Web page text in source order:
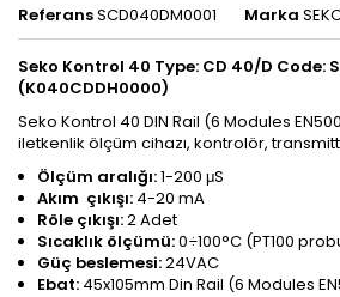
ReferansSCD040DM0001 Marka
Seko Kontrol 40 Type: CD 40/D Code:
(K040CDDH0000)
Seko Kontrol 40 DIN Rail (6 Modules
iletkenlik ölçüm cihazı, kontrolör,
Ölçüm aralığı:1-200 μS
Akım çıkışı: 4-20 mA
Röle çıkışı:2 Adet
Sıcaklık ölçümü:0÷100°C (PT100
Güç beslemesi:24VAC
Ebat: 45x105mm Din Rail (6 Modules